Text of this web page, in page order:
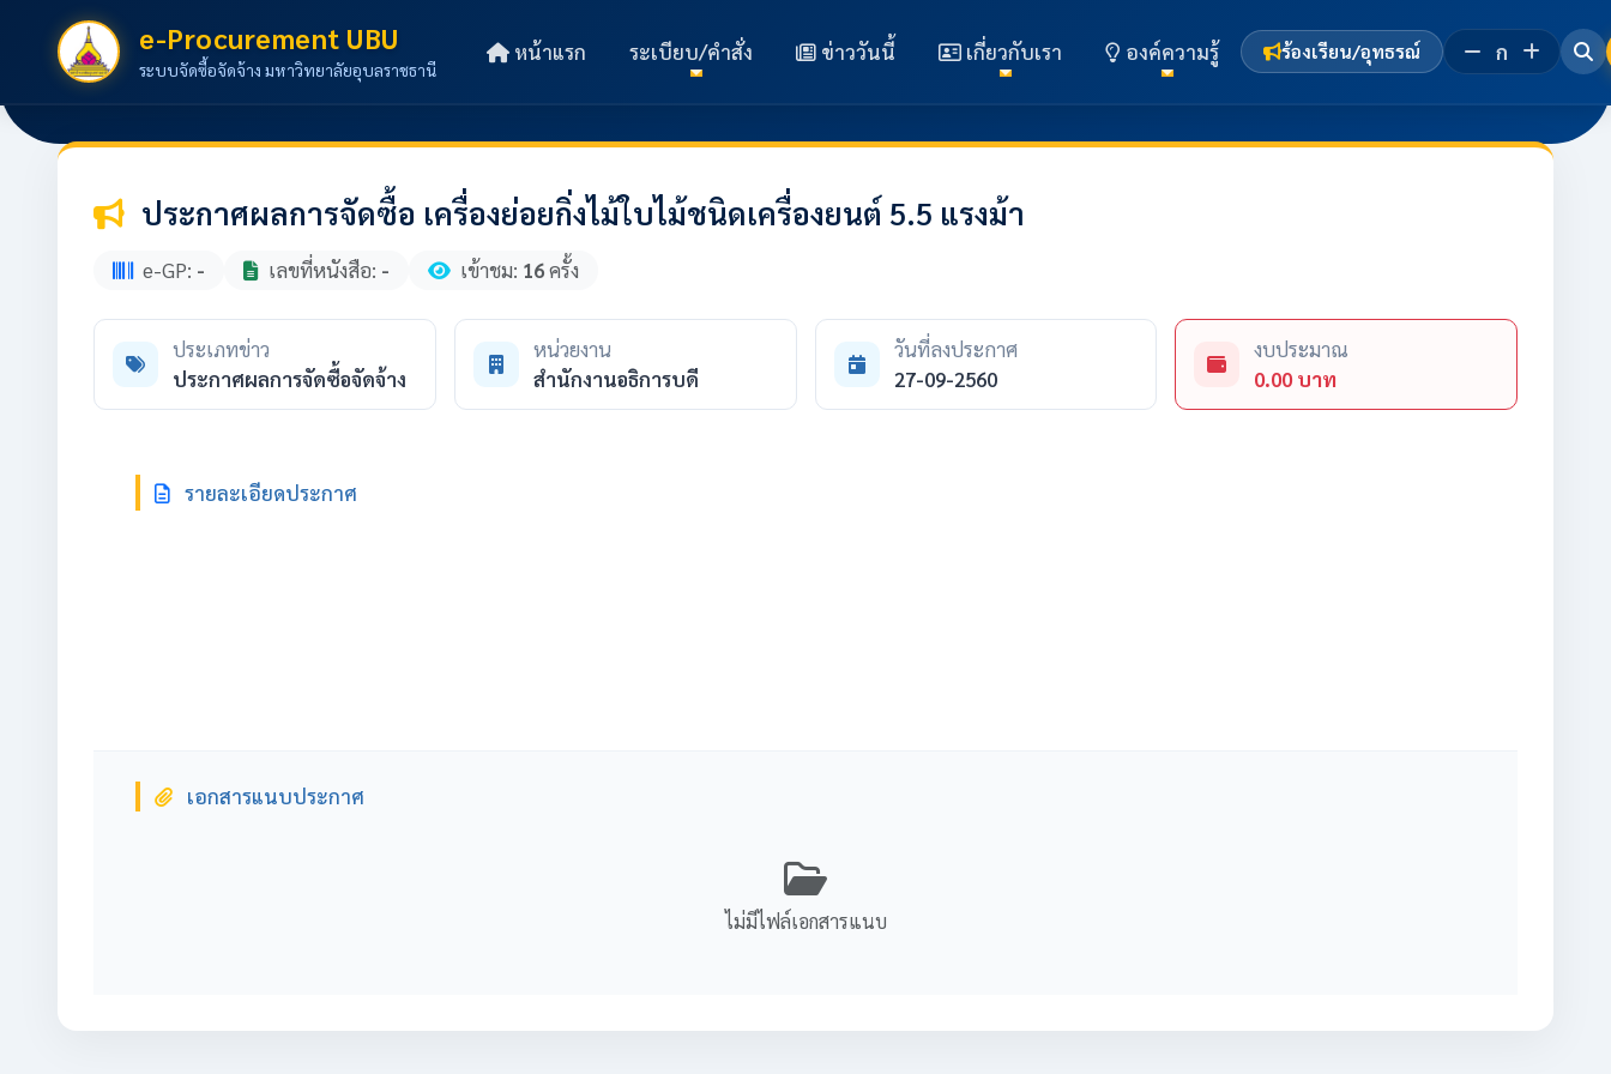
e-Procurement UBU
ระบบจัดซื้อจัดจ้าง มหาวิทยาลัยอุบลราชธานี
หน้าแรก ระเบียบ/คำสั่ง ข่าววันนี้ เกี่ยวกับเรา องค์ความรู้ ร้องเรียน/อุทธรณ์ ก
ประกาศผลการจัดซื้อ เครื่องย่อยกิ่งไม้ใบไม้ชนิดเครื่องยนต์ 5.5 แรงม้า
e-GP: - เลขที่หนังสือ: - เข้าชม: 16ครั้ง
ประเภทข่าว
ประกาศผลการจัดซื้อจัดจ้าง
หน่วยงาน
สำนักงานอธิการบดี
วันที่ลงประกาศ
27-09-2560
งบประมาณ
0.00 บาท
รายละเอียดประกาศ
เอกสารแนบประกาศ
ไม่มีไฟล์เอกสารแนบ